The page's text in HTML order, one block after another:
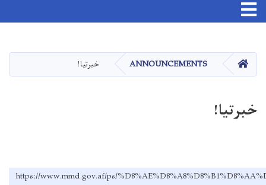
دانګل
Toggle navigation
کور ANNOUNCEMENTS خبرتیا!
خبرتیا!
https://www.mmd.gov.af/ps/